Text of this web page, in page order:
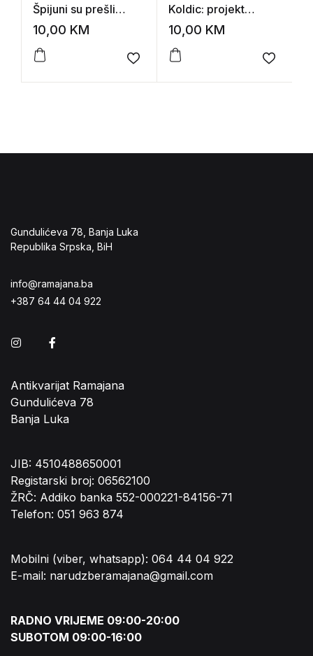
Špijuni su prešli
granicu
10,00 KM
Add to wishlist
Koldic: projekt
Amerika
10,00 KM
Add to
Gundulićeva 78, Banja Luka
Republika Srpska, BiH
info@ramajana.ba
+387 64 44 04 922
Instagram
Antikvarijat Ramajana
Gundulićeva 78
Banja Luka
JIB: 4510488650001
Registarski broj: 06562100
ŽRČ: Addiko banka 552-000221-84156-71
Telefon: 051 963 874
Mobilni (viber, whatsapp): 064 44 04 922
E-mail: narudzberamajana@gmail.com
RADNO VRIJEME 09:00-20:00
SUBOTOM 09:00-16:00